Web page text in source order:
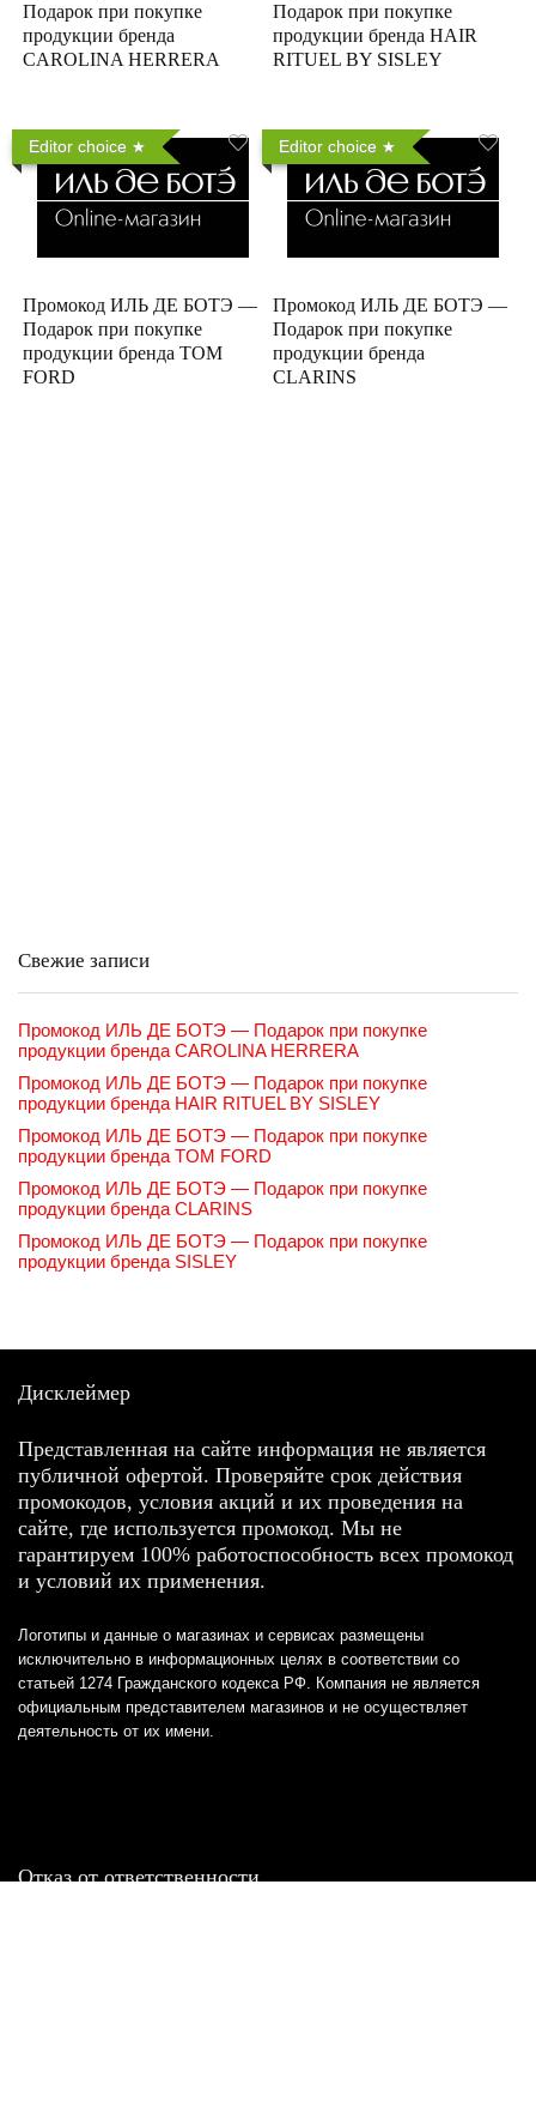
Подарок при покупке
продукции бренда
CAROLINA HERRERA
Подарок при покупке
продукции бренда HAIR
RITUEL BY SISLEY
Editor choice
Промокод ИЛЬ ДЕ БОТЭ —
Подарок при покупке
продукции бренда TOM
FORD
Editor choice
Промокод ИЛЬ ДЕ БОТЭ —
Подарок при покупке
продукции бренда
CLARINS
Свежие записи
Промокод ИЛЬ ДЕ БОТЭ — Подарок при покупке
продукции бренда CAROLINA HERRERA
Промокод ИЛЬ ДЕ БОТЭ — Подарок при покупке
продукции бренда HAIR RITUEL BY SISLEY
Промокод ИЛЬ ДЕ БОТЭ — Подарок при покупке
продукции бренда TOM FORD
Промокод ИЛЬ ДЕ БОТЭ — Подарок при покупке
продукции бренда CLARINS
Промокод ИЛЬ ДЕ БОТЭ — Подарок при покупке
продукции бренда SISLEY
Дисклеймер
Представленная на сайте информация не является
публичной офертой. Проверяйте срок действия
промокодов, условия акций и их проведения на
сайте, где используется промокод. Мы не
гарантируем 100% работоспособность всех промокод
и условий их применения.
Логотипы и данные о магазинах и сервисах размещены
исключительно в информационных целях в соответствии со
статьей 1274 Гражданского кодекса РФ. Компания не является
официальным представителем магазинов и не осуществляет
деятельность от их имени.
Отказ от ответственности